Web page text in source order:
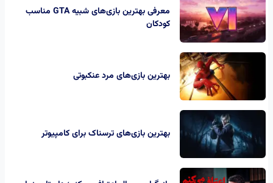
معرفی بهترین بازی‌های شبیه GTA مناسب
کودکان
بهترین بازی‌های مرد عنکبوتی
بهترین بازی‌های ترسناک برای کامپیوتر